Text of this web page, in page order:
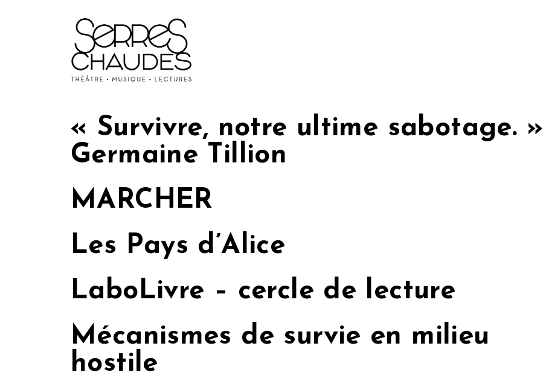
« Survivre, notre ultime sabotage. »
Germaine Tillion
MARCHER
Les Pays d’Alice
LaboLivre – cercle de lecture
Mécanismes de survie en milieu
hostile